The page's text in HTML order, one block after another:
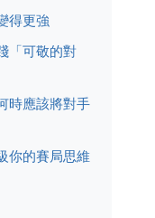
得更強
「可敬的對
時應該將對手
你的賽局思維